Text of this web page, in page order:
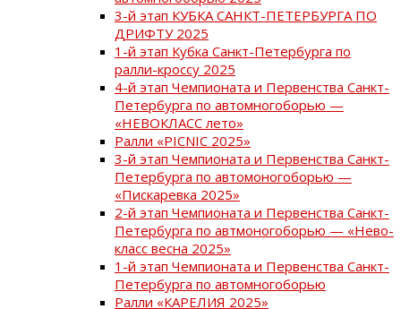
3-й этап КУБКА САНКТ-ПЕТЕРБУРГА ПО
ДРИФТУ 2025
1-й этап Кубка Санкт-Петербурга по
ралли-кроссу 2025
4-й этап Чемпионата и Первенства Санкт-
Петербурга по автомногоборью —
«НЕВОКЛАСС лето»
Ралли «PICNIC 2025»
3-й этап Чемпионата и Первенства Санкт-
Петербурга по автомоногоборью —
«Пискаревка 2025»
2-й этап Чемпионата и Первенства Санкт-
Петербурга по автмоногоборью — «Нево-
класс весна 2025»
1-й этап Чемпионата и Первенства Санкт-
Петербурга по автомногоборью
Ралли «КАРЕЛИЯ 2025»